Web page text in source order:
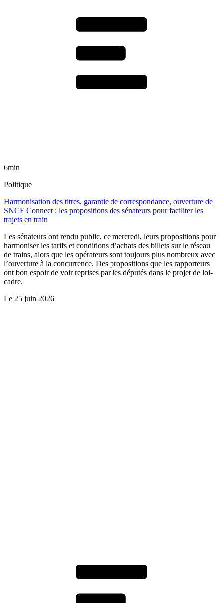
6min
Politique
Harmonisation des titres, garantie de correspondance, ouverture de
SNCF Connect : les propositions des sénateurs pour faciliter les
trajets en train
Les sénateurs ont rendu public, ce mercredi, leurs propositions pour
harmoniser les tarifs et conditions d’achats des billets sur le réseau
de trains, alors que les opérateurs sont toujours plus nombreux avec
l’ouverture à la concurrence. Des propositions que les rapporteurs
ont bon espoir de voir reprises par les députés dans le projet de loi-
cadre.
Le 25 juin 2026